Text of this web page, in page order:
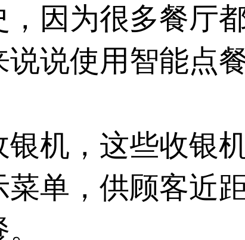
因为很多餐厅
说使用智能点
机，这些收银
单，供顾客近